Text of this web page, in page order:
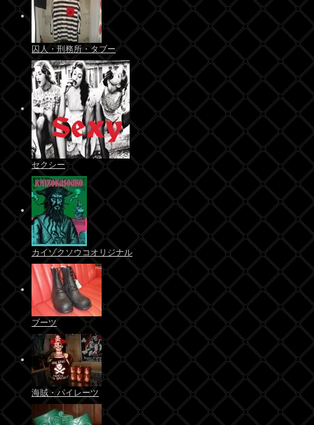
囚人・刑務所・タブー
セクシー
カイゾクソウコオリジナル
ブーツ
海賊・パイレーツ